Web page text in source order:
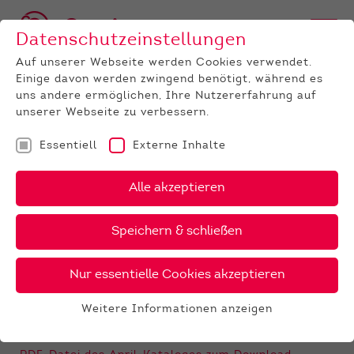
UNTERNEHMEN News
ZWS April: Preise unserer
Vererber in der Übersicht
Preise gültig ab 01. Mai 2021
PDF-Datei der Bullenkarte zum Download
Datenschutzeinstellungen
Auf unserer Webseite werden Cookies verwendet.
Einige davon werden zwingend benötigt, während es
uns andere ermöglichen, Ihre Nutzererfahrung auf
unserer Webseite zu verbessern.
Essentiell Externe Inhalte
Alle akzeptieren
Speichern & schließen
Nur essentielle Cookies akzeptieren
Weitere Informationen anzeigen